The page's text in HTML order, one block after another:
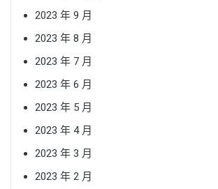
2023 年 9 月
2023 年 8 月
2023 年 7 月
2023 年 6 月
2023 年 5 月
2023 年 4 月
2023 年 3 月
2023 年 2 月